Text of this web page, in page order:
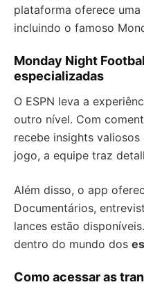
plataforma oferece uma
incluindo o famoso
Monday Night
especializadas
O ESPN leva a
outro nível. Com
recebe insights
jogo, a equipe traz
Além disso, o app
Documentários,
lances estão
dentro do mundo dos
Como acessar as